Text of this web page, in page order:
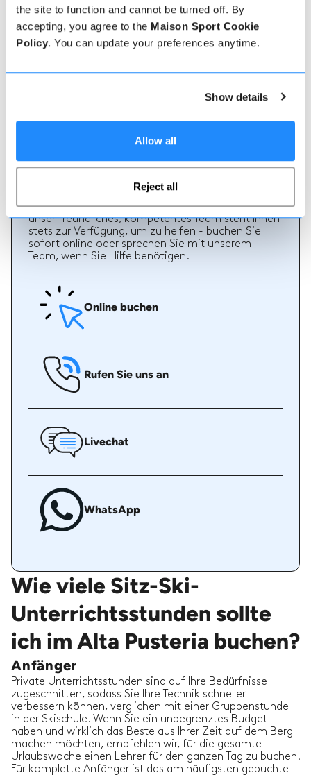
the site to function and cannot be turned off. By
accepting, you agree to the Maison Sport Cookie
Policy. You can update your preferences anytime.
Show details
Allow all
Reject all
Echte Lehrer Bewertungen
70% aller Ski- und Snowboardstunden auf Maison
Sport werden bewertet. Verifizierte Bewertungen
Informationen bei der Auswahl eines Lehrers. Sie
hochwertigen Service bietet und welche Arten von
Wie man bucht
Eine Buchung bei uns könnte nicht einfacher sein,
unser freundliches, kompetentes Team steht Ihnen
stets zur Verfügung, um zu helfen - buchen Sie
sofort online oder sprechen Sie mit unserem
Team, wenn Sie Hilfe benötigen.
Online buchen
Rufen Sie uns an
Livechat
WhatsApp
Wie viele Sitz-Ski-
Unterrichtsstunden sollte
ich im Alta Pusteria buchen?
Anfänger
Private Unterrichtsstunden sind auf Ihre Bedürfnisse
zugeschnitten, sodass Sie Ihre Technik schneller
verbessern können, verglichen mit einer Gruppenstunde
in der Skischule. Wenn Sie ein unbegrenztes Budget
haben und wirklich das Beste aus Ihrer Zeit auf dem Berg
machen möchten, empfehlen wir, für die gesamte
Urlaubswoche einen Lehrer für den ganzen Tag zu buchen.
Für komplette Anfänger ist das am häufigsten gebuchte